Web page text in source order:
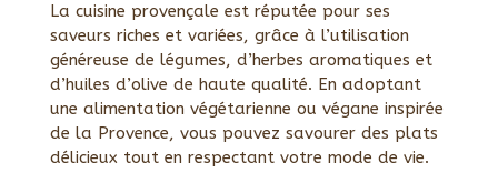
La cuisine provençale est réputée pour ses
saveurs riches et variées, grâce à l’utilisation
généreuse de légumes, d’herbes aromatiques et
d’huiles d’olive de haute qualité. En adoptant
une alimentation végétarienne ou végane inspirée
de la Provence, vous pouvez savourer des plats
délicieux tout en respectant votre mode de vie.